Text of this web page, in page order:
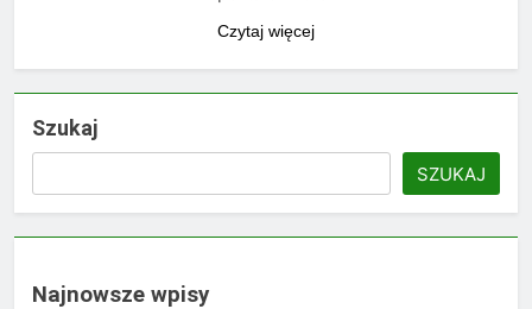
Czytaj więcej
Szukaj
SZUKAJ
Najnowsze wpisy